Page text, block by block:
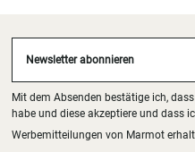
Newsletter abonnieren
Mit dem Absenden bestätige ich,
habe und diese akzeptiere und dass
Werbemitteilungen von Marmot